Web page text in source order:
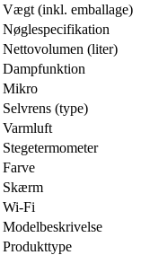
Vægt (inkl. emballage)
Nøglespecifikation
Nettovolumen (liter)
Dampfunktion
Mikro
Selvrens (type)
Varmluft
Stegetermometer
Farve
Skærm
Wi-Fi
Modelbeskrivelse
Produkttype